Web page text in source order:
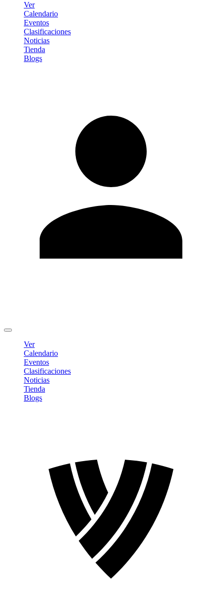
Ver
Calendario
Eventos
Clasificaciones
Noticias
Tienda
Blogs
Ver
Calendario
Eventos
Clasificaciones
Noticias
Tienda
Blogs